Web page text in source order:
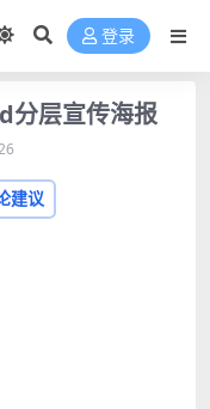
登录
分层宣传海报
建议